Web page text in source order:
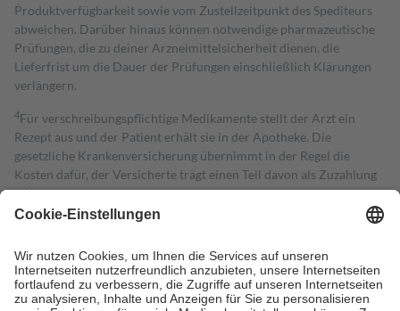
Produktverfügbarkeit sowie vom Zustellzeitpunkt des Spediteurs
abweichen. Darüber hinaus können notwendige pharmazeutische
Prüfungen, die zu deiner Arzneimittelsicherheit dienen, die
Lieferfrist um die Dauer der Prüfungen einschließlich Klärungen
verlängern.
4Für verschreibungspflichtige Medikamente stellt der Arzt ein
Rezept aus und der Patient erhält sie in der Apotheke. Die
gesetzliche Krankenversicherung übernimmt in der Regel die
Kosten dafür, der Versicherte trägt einen Teil davon als Zuzahlung
mit.
Grundsätzlich leisten Mitglieder Zuzahlungen in Höhe von zehn
höchstens zehn Euro.
Es sind jedoch nie mehr als die tatsächlichen
Kosten der Leistung zu entrichten.
Diese Regeln gelten grundsätzlich auch für Online-Apotheken.
Bei Heilmitteln und häuslicher Krankenpflege beträgt die